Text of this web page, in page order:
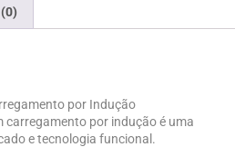
por Indução
carregamento por indução é uma
e tecnologia funcional.